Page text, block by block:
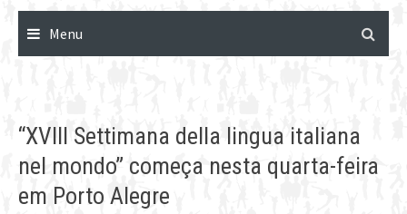
Menu
“XVIII Settimana della lingua italiana
nel mondo” começa nesta quarta-feira
em Porto Alegre